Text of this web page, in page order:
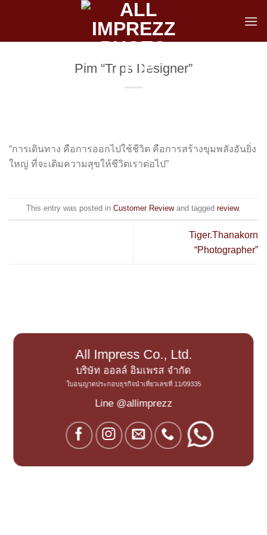
Pim “Trips Designer”
“การเดินทาง คือการออกไปใช้ชีวิต คือการสร้างขุมพลังอันยิ่ง
ใหญ่ ที่จะเติมความสุขให้ชีวิตเราต่อไป”
This entry was posted in Customer Reviewand tagged review.
Tiger.Thanakorn
“Photographer”
All Impress Co., Ltd.
บริษัท ออลล์ อิมเพรส จำกัด
ใบอนุญาตประกอบธุรกิจนำเที่ยวเลขที่ 11/09335
Line @allimprezz